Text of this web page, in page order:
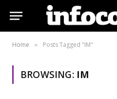
Home » Posts Tagged "IM"
BROWSING: IM